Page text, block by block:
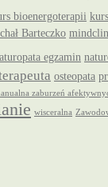
bioenergoterapii
Barteczko
egzamin
osteopata
zaburzeń
wisceralna